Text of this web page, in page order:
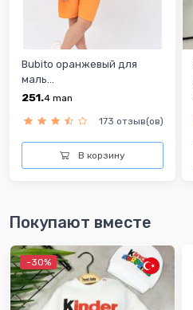
Bubito оранжевый для
маль...
251.4 man
173 отзыв(ов)
В корзину
Покупают вместе
-30%